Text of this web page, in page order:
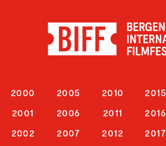
2000
2001
2002
2005
2006
2007
2010
2011
2012
2015
2016
2017